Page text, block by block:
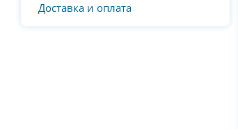
Доставка и оплата